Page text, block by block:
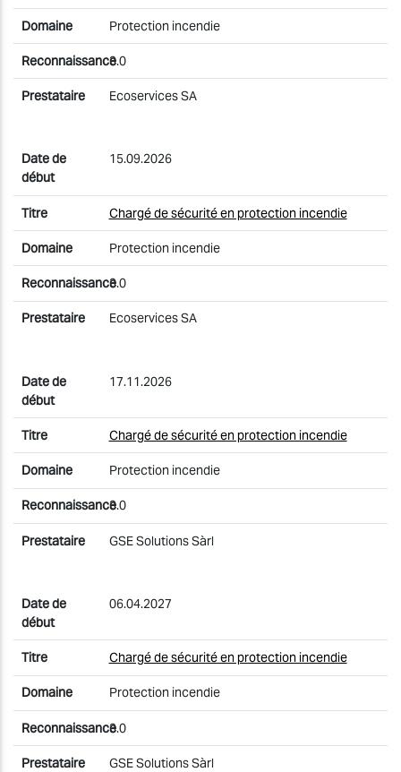
Protection incendie
3.0
Ecoservices SA
15.09.2026
Chargé de sécurité en protection incendie
Protection incendie
3.0
Ecoservices SA
17.11.2026
Chargé de sécurité en protection incendie
Protection incendie
3.0
GSE Solutions Sàrl
06.04.2027
Chargé de sécurité en protection incendie
Protection incendie
3.0
GSE Solutions Sàrl